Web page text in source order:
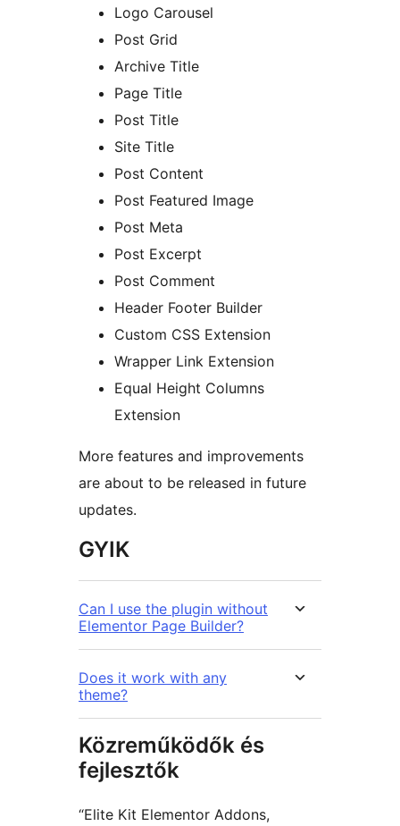
Logo Carousel
Post Grid
Archive Title
Page Title
Post Title
Site Title
Post Content
Post Featured Image
Post Meta
Post Excerpt
Post Comment
Header Footer Builder
Custom CSS Extension
Wrapper Link Extension
Equal Height Columns
Extension
More features and improvements
are about to be released in future
updates.
GYIK
Can I use the plugin without
Elementor Page Builder?
Does it work with any
theme?
Közreműködők és
fejlesztők
“Elite Kit Elementor Addons,